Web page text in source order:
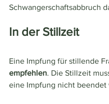
Schwangerschaftsabbruch
In der Stillzeit
Eine Impfung für stillende
empfehlen. Die Stillzeit
eine Impfung nicht beendet